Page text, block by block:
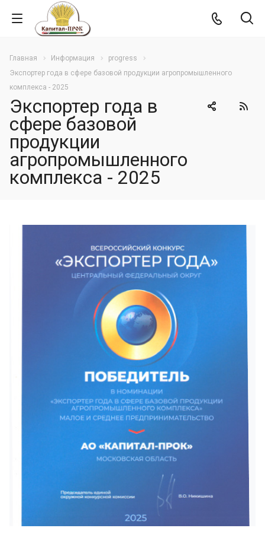
Главная Информация
progress
Экспортер года в сфере базовой продукции агропромышленного
комплекса - 2025
Экспортер года в
сфере базовой
продукции
агропромышленного
комплекса - 2025